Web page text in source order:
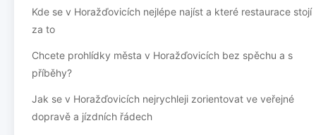
Kde se v Horažďovicích nejlépe najíst a které restaurace stojí
za to
Chcete prohlídky města v Horažďovicích bez spěchu a s
příběhy?
Jak se v Horažďovicích nejrychleji zorientovat ve veřejné
dopravě a jízdních řádech